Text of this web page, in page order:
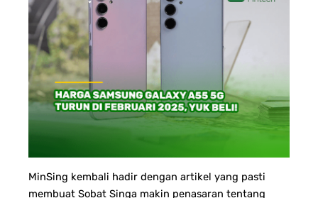
MinSing kembali hadir dengan artikel yang pasti
membuat Sobat Singa makin penasaran tentang